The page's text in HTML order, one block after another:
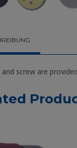
screw are